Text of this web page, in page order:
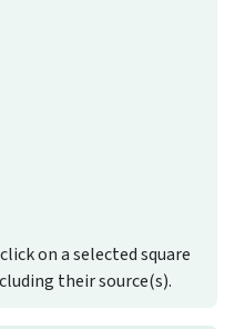
on a selected square
their source(s).